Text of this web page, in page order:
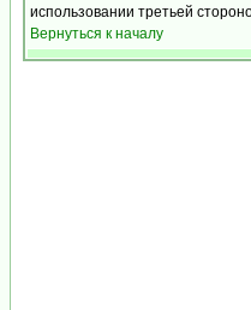
использовании третьей
Вернуться к началу